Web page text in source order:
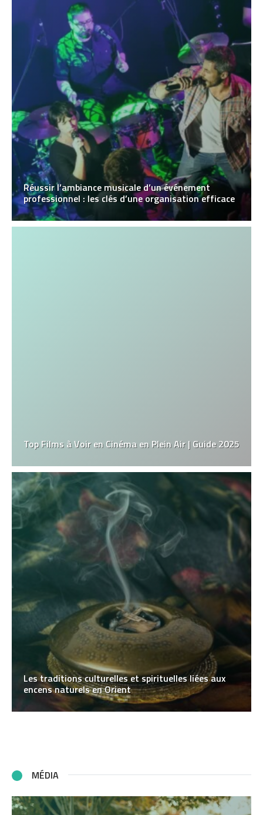
Réussir l’ambiance musicale d’un événement
professionnel : les clés d’une organisation efficace
Top Films à Voir en Cinéma en Plein Air | Guide 2025
Les traditions culturelles et spirituelles liées aux
encens naturels en Orient
MÉDIA